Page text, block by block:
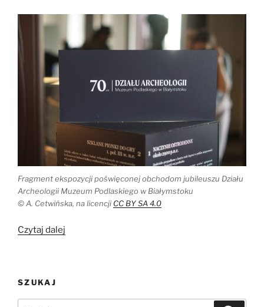
Fragment ekspozycji poświęconej obchodom jubileuszu Działu
Archeologii Muzeum Podlaskiego w Białymstoku
© A. Cetwińska, na licencji CC BY SA 4.0
Czytaj dalej
Działu
SZUKAJ